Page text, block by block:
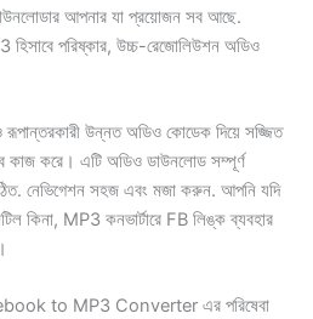
আপনার যা প্রয়োজন সব আছে.
পরিষ্কার, উচ্চ-রেজোলিউশন অডিও
উন্নত অডিও কোডেক দিয়ে সজ্জিত
কাজ করে। এটি অডিও ডাউনলোড সম্পূর্ণ
নেভিগেশন সহজ এবং মজা করুন. আপনি যদি
কিনা, MP3 কনভার্টারে FB লিঙ্ক ব্যবহার
to MP3 Converter এর পরিষেবা